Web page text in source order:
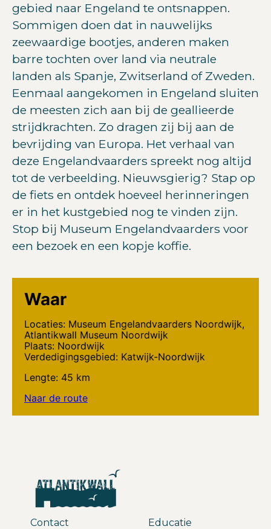
gebied naar Engeland te ontsnappen.
Sommigen doen dat in nauwelijks
zeewaardige bootjes, anderen maken
barre tochten over land via neutrale
landen als Spanje, Zwitserland of Zweden.
Eenmaal aangekomen in Engeland sluiten
de meesten zich aan bij de geallieerde
strijdkrachten. Zo dragen zij bij aan de
bevrijding van Europa. Het verhaal van
deze Engelandvaarders spreekt nog altijd
tot de verbeelding. Nieuwsgierig? Stap op
de fiets en ontdek hoeveel herinneringen
er in het kustgebied nog te vinden zijn.
Stop bij Museum Engelandvaarders voor
een bezoek en een kopje koffie.
Waar
Locaties: Museum Engelandvaarders Noordwijk,
Atlantikwall Museum Noordwijk
Plaats: Noordwijk
Verdedigingsgebied: Katwijk-Noordwijk
Lengte: 45 km
Naar de route
Contact
Educatie